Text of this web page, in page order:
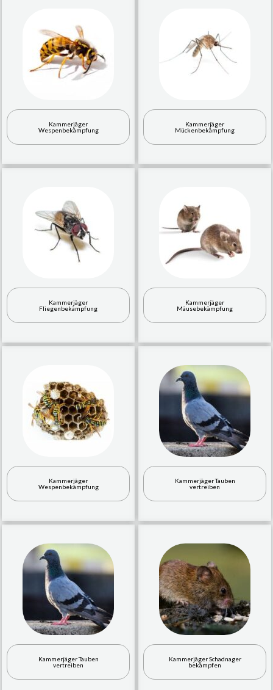
Kammerjäger
Wespenbekämpfung
Kammerjäger
Mückenbekämpfung
Kammerjäger
Fliegenbekämpfung
Kammerjäger
Mäusebekämpfung
Kammerjäger
Wespenbekämpfung
Kammerjäger Tauben
vertreiben
Kammerjäger Tauben
vertreiben
Kammerjäger Schadnager
bekämpfen